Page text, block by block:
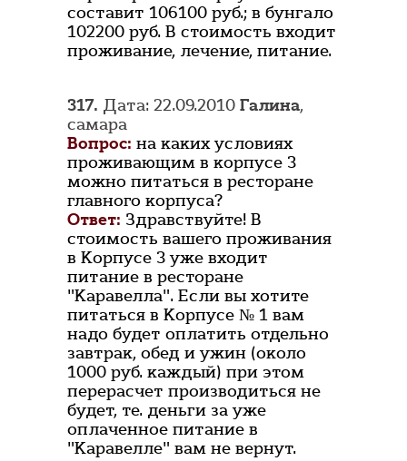
составит 106100 руб.; в бунгало
102200 руб. В стоимость входит
проживание, лечение, питание.
317. Дата: 22.09.2010 Галина,
самара
Вопрос: на каких условиях
проживающим в корпусе 3
можно питаться в ресторане
главного корпуса?
Ответ: Здравствуйте! В
стоимость вашего проживания
в Корпусе 3 уже входит
питание в ресторане
"Каравелла". Если вы хотите
питаться в Корпусе № 1 вам
надо будет оплатить отдельно
завтрак, обед и ужин (около
1000 руб. каждый) при этом
перерасчет производиться не
будет, те. деньги за уже
оплаченное питание в
"Каравелле" вам не вернут.